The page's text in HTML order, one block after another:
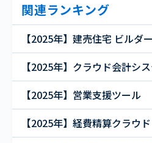
関連ランキング
【2025年】建売住宅 ビルダ
【2025年】クラウド会計シ
【2025年】営業支援ツール
【2025年】経費精算クラウド